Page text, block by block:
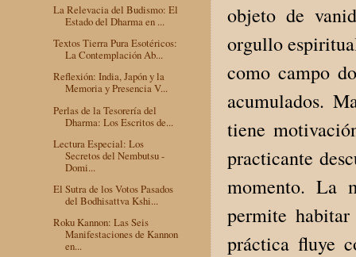
objeto de
orgullo
como campo
acumulados.
tiene
practicante
momento. La
permite
práctica fluye
La Relevacia del Budismo: El
Estado del Dharma en ...
Textos Tierra Pura Esotéricos:
La Contemplación Ab...
Reflexión: India, Japón y la
Memoria y Presencia V...
Perlas de la Tesorería del
Dharma: Los Escritos de...
Lectura Especial: Los
Secretos del Nembutsu -
Domi...
El Sutra de los Votos Pasados
del Bodhisattva Kshi...
Roku Kannon: Las Seis
Manifestaciones de Kannon
en...